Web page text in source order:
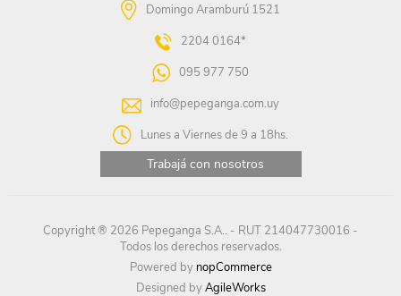
Domingo Aramburú 1521
2204 0164*
095 977 750
info@pepeganga.com.uy
Lunes a Viernes de 9 a 18hs.
Trabajá con nosotros
Copyright ® 2026 Pepeganga S.A.. - RUT 214047730016 -
Todos los derechos reservados.
Powered by nopCommerce
Designed byAgileWorks